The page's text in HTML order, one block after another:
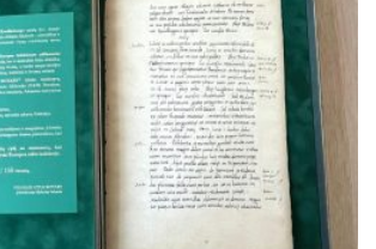
kokybės standartus,
atvykti! Taip pat ši vieta yra
pailsėti vieniems, dviese